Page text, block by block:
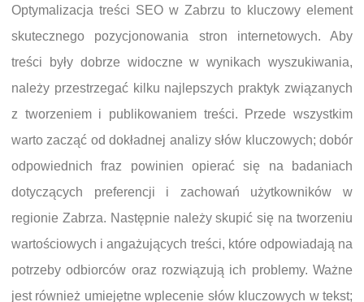
Optymalizacja treści SEO w Zabrzu to kluczowy element
skutecznego pozycjonowania stron internetowych. Aby
treści były dobrze widoczne w wynikach wyszukiwania,
należy przestrzegać kilku najlepszych praktyk związanych
z tworzeniem i publikowaniem treści. Przede wszystkim
warto zacząć od dokładnej analizy słów kluczowych; dobór
odpowiednich fraz powinien opierać się na badaniach
dotyczących preferencji i zachowań użytkowników w
regionie Zabrza. Następnie należy skupić się na tworzeniu
wartościowych i angażujących treści, które odpowiadają na
potrzeby odbiorców oraz rozwiązują ich problemy. Ważne
jest również umiejętne wplecenie słów kluczowych w tekst;